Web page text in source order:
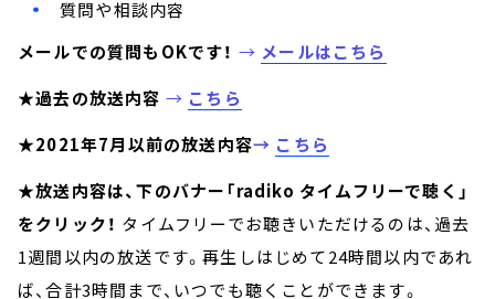
質問や相談内容
メールでの質問もOKです！ → メールはこちら
★過去の放送内容 → こちら
★2021年7月以前の放送内容→ こちら
★放送内容は、下のバナー「radiko タイムフリーで聴く」
をクリック！ タイムフリーでお聴きいただけるのは、過去
1週間以内の放送です。再生しはじめて24時間以内であれ
ば、合計3時間まで、いつでも聴くことができます。